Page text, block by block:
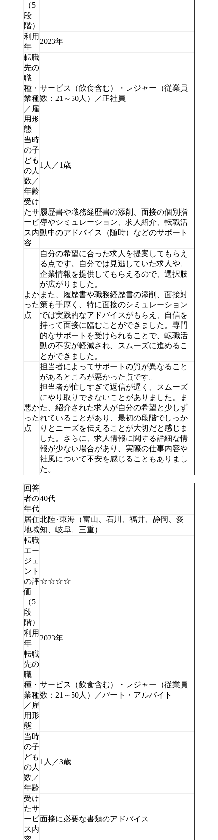
（5
段
階）
利用
年
2023年
転職
先の
職
種・
業種
／雇
用形
態
サービス（飲食含む）・レジャー（従業員
数：21～50人）／正社員
当時
の子
ども
の人
数／
年齢
1人／1歳
受け
たサ
ービ
ス内
容
履歴書や職務経歴書の添削、面接の個別指
導やシミュレーション、求人紹介、転職活
動中のアドバイス（随時）などのサポート
よか
った
点
自分の希望に合った求人を提案してもらえ
る点です。自分では見逃していた求人や、
企業情報を提供してもらえるので、選択肢
が広がりました。
また、履歴書や職務経歴書の添削、面接対
策も手厚く、特に面接のシミュレーション
では実践的なアドバイスがもらえ、自信を
持って面接に臨むことができました。専門
的なサポートを受けられることで、転職活
動の不安が軽減され、スムーズに進めるこ
とができました。
悪か
った
点
担当者によってサポートの質が異なること
があるところが悪かった点です。
担当者が忙しすぎて返信が遅く、スムーズ
にやり取りできないことがありました。ま
た、紹介された求人が自分の希望と少しず
れていることがあり、最初の段階でしっか
りとニーズを伝えることが大切だと感じま
した。さらに、求人情報に関する詳細な情
報が少ない場合があり、実際の仕事内容や
社風について不安を感じることもありまし
た。
回答
者の
年代
40代
居住
地域
北陸･東海（富山、石川、福井、静岡、愛
知、岐阜、三重）
転職
エー
ジェ
ント
の評
価
（5
段
階）
☆☆☆☆
利用
年
2023年
転職
先の
職
種・
業種
／雇
用形
態
サービス（飲食含む）・レジャー（従業員
数：21～50人）／パート・アルバイト
当時
の子
ども
の人
数／
年齢
1人／3歳
受け
たサ
ービ
ス内
面接に必要な書類のアドバイス